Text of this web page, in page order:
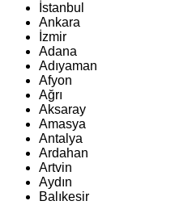
İstanbul
Ankara
İzmir
Adana
Adıyaman
Afyon
Ağrı
Aksaray
Amasya
Antalya
Ardahan
Artvin
Aydın
Balıkesir